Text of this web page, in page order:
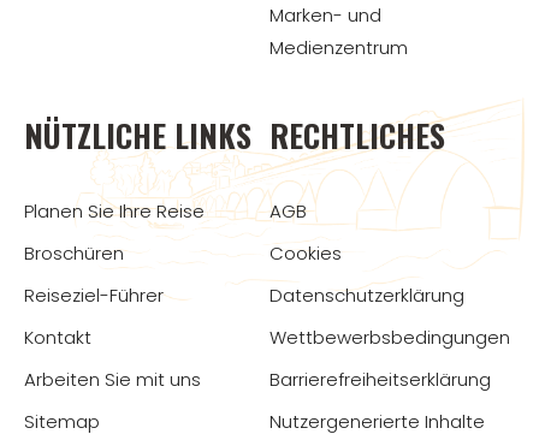
Marken- und
Medienzentrum
NÜTZLICHE LINKS
Planen Sie Ihre Reise
Broschüren
Reiseziel-Führer
Kontakt
Arbeiten Sie mit uns
Sitemap
RECHTLICHES
AGB
Cookies
Datenschutzerklärung
Wettbewerbsbedingungen
Barrierefreiheitserklärung
Nutzergenerierte Inhalte